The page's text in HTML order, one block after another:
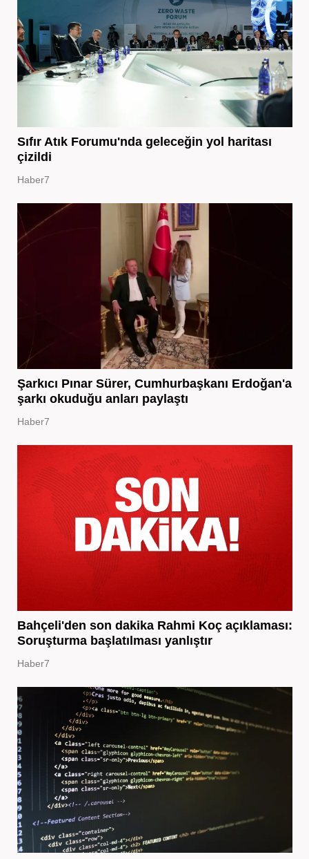
Sıfır Atık Forumu'nda geleceğin yol haritası
çizildi
Haber7
Şarkıcı Pınar Sürer, Cumhurbaşkanı Erdoğan'a
şarkı okuduğu anları paylaştı
Haber7
Bahçeli'den son dakika Rahmi Koç açıklaması:
Soruşturma başlatılması yanlıştır
Haber7